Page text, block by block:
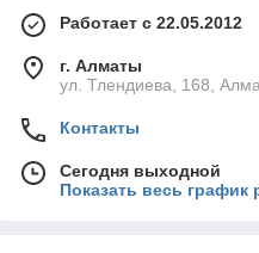
Работает с 22.05.2012
г. Алматы
ул. Тлендиева, 168,
Контакты
Сегодня выходной
Показать весь график